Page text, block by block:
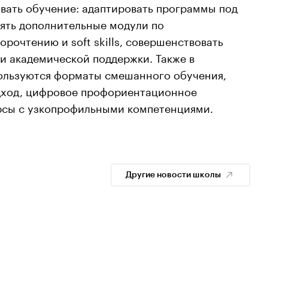
обучение: адаптировать программы под
дополнительные модули по
и soft skills, совершенствовать
академической поддержки. Также в
форматы смешанного обучения,
цифровое профориентационное
с узкопрофильными компетенциями.
Другие новости школы